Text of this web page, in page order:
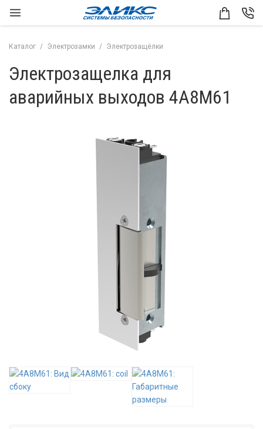
Каталог Электрозамки Электрозащёлки
Электрозащелка для
аварийных выходов 4A8M61